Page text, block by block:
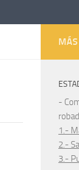
MÁS
-
1.-
2.-
3.-